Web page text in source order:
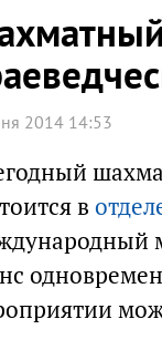
2014 14:53
в